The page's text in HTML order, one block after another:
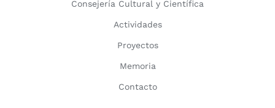
Consejería Cultural y Científica
Actividades
Proyectos
Memoria
Contacto